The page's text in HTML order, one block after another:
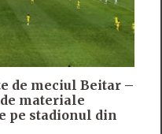
de meciul Beitar –
materiale
pe stadionul din